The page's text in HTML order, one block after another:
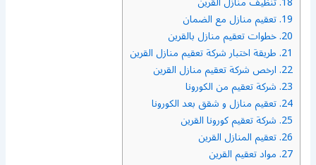
19. تعقيم منازل مع الضمان
20. خطوات تعقيم منازل بالقرين
21. طريقة اختبار شركة تعقيم منازل القرين
22. ارخص شركة تعقيم منازل القرين
23. شركة تعقيم من الكورونا
24. تعقيم منازل و شقق بعد الكورونا
25. شركة تعقيم كورونا القرين
26. تعقيم المنازل القرين
27. مواد تعقيم القرين